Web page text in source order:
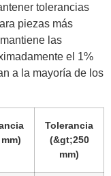
tolerancias
piezas más
las
el 1%
a la mayoría de los
Tolerancia
(&gt;250
mm)